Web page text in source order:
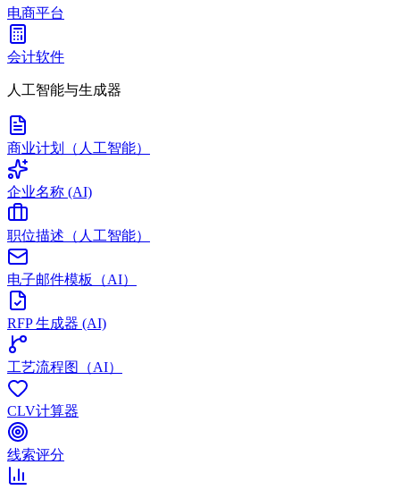
电商平台
会计软件
人工智能与生成器
商业计划（人工智能）
企业名称 (AI)
职位描述（人工智能）
电子邮件模板（AI）
RFP 生成器 (AI)
工艺流程图（AI）
CLV计算器
线索评分